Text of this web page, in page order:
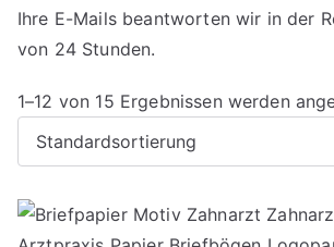
Ihre E-Mails beantworten wir in der
von 24 Stunden.
1–12 von 15 Ergebnissen werden